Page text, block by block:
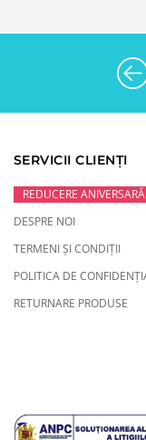
SERVICII CLIENȚI
REDUCERE ANIVERSARĂ
DESPRE NOI
TERMENI ȘI CONDIȚII
POLITICA DE
RETURNARE PRODUSE